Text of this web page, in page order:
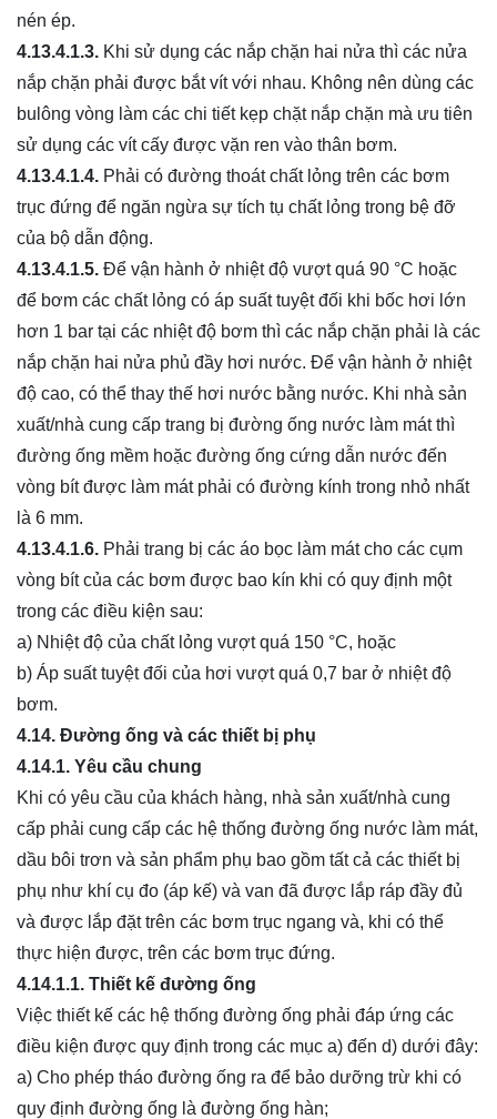
nén ép.
4.13.4.1.3. Khi sử dụng các nắp chặn hai nửa thì các nửa
nắp chặn phải được bắt vít với nhau. Không nên dùng các
bulông vòng làm các chi tiết kẹp chặt nắp chặn mà ưu tiên
sử dụng các vít cấy được vặn ren vào thân bơm.
4.13.4.1.4. Phải có đường thoát chất lỏng trên các bơm
trục đứng để ngăn ngừa sự tích tụ chất lỏng trong bệ đỡ
của bộ dẫn động.
4.13.4.1.5. Để vận hành ở nhiệt độ vượt quá 90 °C hoặc
để bơm các chất lỏng có áp suất tuyệt đối khi bốc hơi lớn
hơn 1 bar tại các nhiệt độ bơm thì các nắp chặn phải là các
nắp chặn hai nửa phủ đầy hơi nước. Để vận hành ở nhiệt
độ cao, có thể thay thế hơi nước bằng nước. Khi nhà sản
xuất/nhà cung cấp trang bị đường ống nước làm mát thì
đường ống mềm hoặc đường ống cứng dẫn nước đến
vòng bít được làm mát phải có đường kính trong nhỏ nhất
là 6 mm.
4.13.4.1.6. Phải trang bị các áo bọc làm mát cho các cụm
vòng bít của các bơm được bao kín khi có quy định một
trong các điều kiện sau:
a) Nhiệt độ của chất lỏng vượt quá 150 °C, hoặc
b) Áp suất tuyệt đối của hơi vượt quá 0,7 bar ở nhiệt độ
bơm.
4.14. Đường ống và các thiết bị phụ
4.14.1. Yêu cầu chung
Khi có yêu cầu của khách hàng, nhà sản xuất/nhà cung
cấp phải cung cấp các hệ thống đường ống nước làm mát,
dầu bôi trơn và sản phẩm phụ bao gồm tất cả các thiết bị
phụ như khí cụ đo (áp kế) và van đã được lắp ráp đầy đủ
và được lắp đặt trên các bơm trục ngang và, khi có thể
thực hiện được, trên các bơm trục đứng.
4.14.1.1. Thiết kế đường ống
Việc thiết kế các hệ thống đường ống phải đáp ứng các
điều kiện được quy định trong các mục a) đến d) dưới đây:
a) Cho phép tháo đường ống ra để bảo dưỡng trừ khi có
quy định đường ống là đường ống hàn;